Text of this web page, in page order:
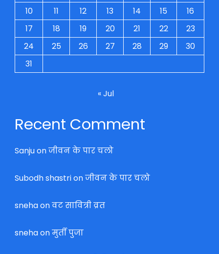
10
11 12 13 14 15
16
17
18 19 20 21 22
23
24
25 26 27 28 29
30
31
« Jul
Recent Comment
Sanjuonजीवन के पार चलो
Subodh shastrionजीवन के पार चलो
snehaonवट सावित्री व्रत
snehaonमुर्ती पुजा